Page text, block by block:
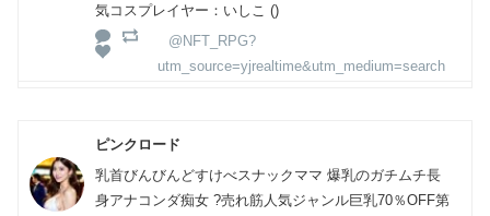
気コスプレイヤー：いしこ ()
@NFT_RPG?
utm_source=yjrealtime&utm_medium=search
ピンクロード
乳首びんびんどすけべスナックママ 爆乳のガチムチ長
身アナコンダ痴女 ?売れ筋人気ジャンル巨乳70％OFF第